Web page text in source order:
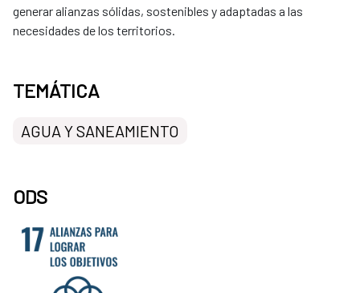
generar alianzas sólidas, sostenibles y adaptadas a las
necesidades de los territorios.
TEMÁTICA
AGUA Y SANEAMIENTO
ODS